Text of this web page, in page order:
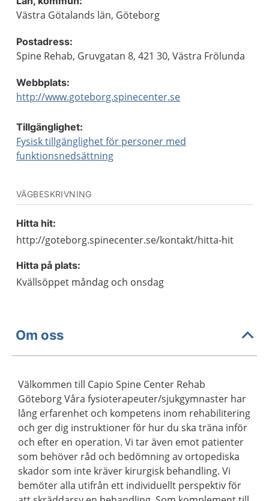
Västra Götalands län, Göteborg
Postadress:
Spine Rehab, Gruvgatan 8, 421 30, Västra Frölunda
Webbplats:
http://www.goteborg.spinecenter.se
Tillgänglighet:
Fysisk tillgänglighet för personer med
funktionsnedsättning
VÄGBESKRIVNING
Hitta hit:
http://goteborg.spinecenter.se/kontakt/hitta-hit
Hitta på plats:
Kvällsöppet måndag och onsdag
Om oss
Välkommen till Capio Spine Center Rehab
Göteborg Våra fysioterapeuter/sjukgymnaster har
lång erfarenhet och kompetens inom rehabilitering
och ger dig instruktioner för hur du ska träna inför
och efter en operation. Vi tar även emot patienter
som behöver råd och bedömning av ortopediska
skador som inte kräver kirurgisk behandling. Vi
bemöter alla utifrån ett individuellt perspektiv för